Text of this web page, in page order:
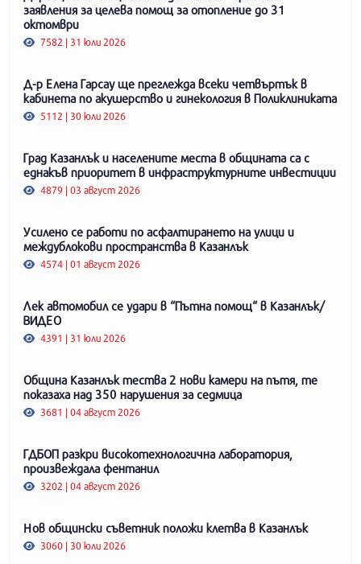
заявления за целева помощ за отопление до 31
октомври
7582 | 31 юли 2026
Д-р Елена Гарсау ще преглежда всеки четвъртък в
кабинета по акушерство и гинекология в Поликлиниката
5112 | 30 юли 2026
Град Казанлък и населените места в общината са с
еднакъв приоритет в инфраструктурните инвестиции
4879 | 03 август 2026
Усилено се работи по асфалтирането на улици и
междублокови пространства в Казанлък
4574 | 01 август 2026
Лек автомобил се удари в “Пътна помощ“ в Казанлък/
ВИДЕО
4391 | 31 юли 2026
Община Казанлък тества 2 нови камери на пътя, те
показаха над 350 нарушения за седмица
3681 | 04 август 2026
ГДБОП разкри високотехнологична лаборатория,
произвеждала фентанил
3202 | 04 август 2026
Нов общински съветник положи клетва в Казанлък
3060 | 30 юли 2026